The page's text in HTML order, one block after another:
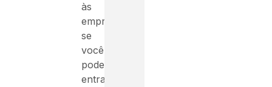
às
empresas
se
você
pode
entrar